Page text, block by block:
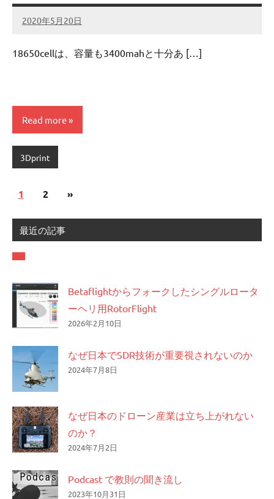
2020年5月20日
admin
No
18650cellは、容量も3400mahと十分あ […]
Read more
3Dprint
投
の
ペ
ジ
送
り
1 2
Next
»
最近の記事
Betaflightからフォークしたシングルロータ
ーヘリ用RotorFlight
2026年2月10日
なぜ日本でSDR技術が重要視されないのか
2024年7月8日
なぜ日本のドローン産業は立ち上がれない
のか？
2024年7月2日
Podcast で教則の聞き流し
2023年10月31日